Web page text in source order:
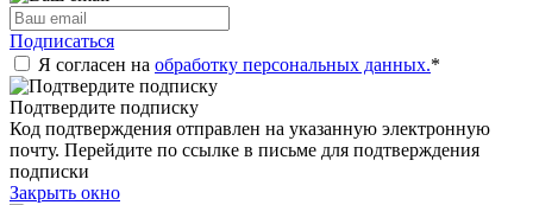
Подписаться
Я согласен на обработку персональных данных.*
Подтвердите подписку
Код подтверждения отправлен на указанную электронную
почту. Перейдите по ссылке в письме для подтверждения
подписки
Закрыть окно